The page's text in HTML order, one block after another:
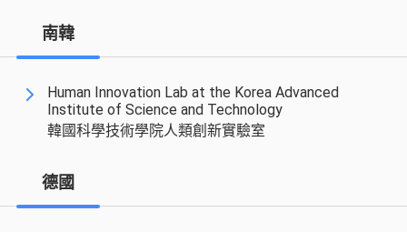
南韓
Human Innovation Lab at the Korea Advanced
Institute of Science and Technology
韓國科學技術學院人類創新實驗室
德國